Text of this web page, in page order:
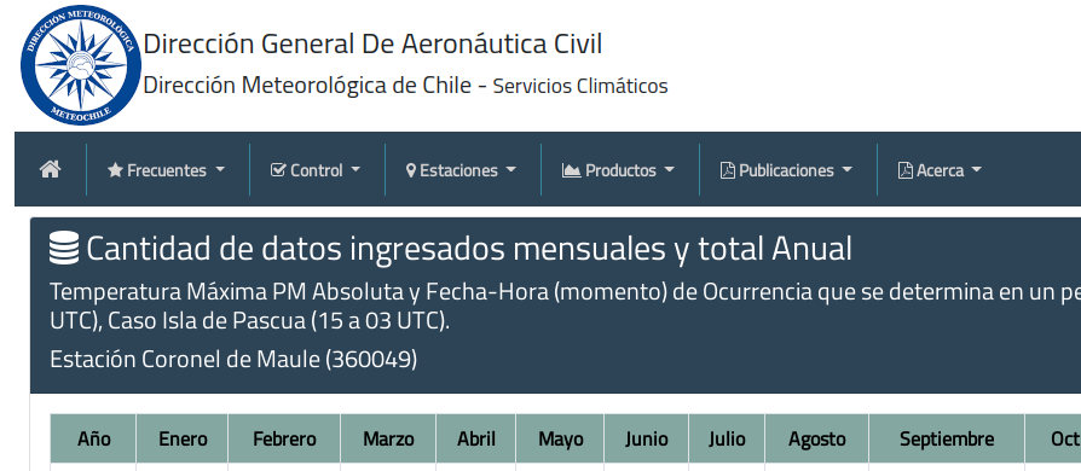
Frecuentes Control Estaciones Productos Publicaciones Acerca
Cantidad de datos ingresados mensuales y total Anual
Temperatura Máxima PM Absoluta y Fecha-Hora (momento) de Ocurrencia que se determina en un
UTC), Caso Isla de Pascua (15 a 03 UTC).
Estación Coronel de Maule (360049)
Año Enero Febrero Marzo Abril Mayo Junio Julio Agosto Septiembre